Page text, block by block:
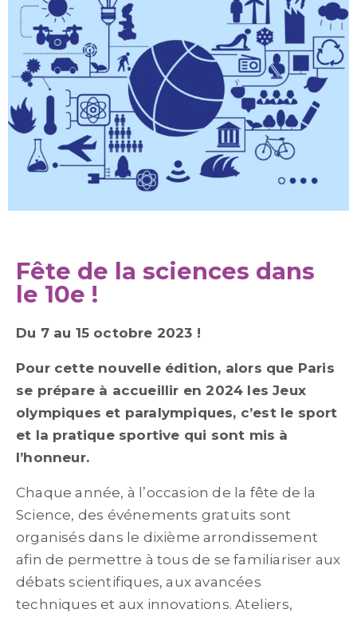
Fête de la sciences dans
le 10e !
Du 7 au 15 octobre 2023 !
Pour cette nouvelle édition, alors que Paris
se prépare à accueillir en 2024 les Jeux
olympiques et paralympiques, c’est le sport
et la pratique sportive qui sont mis à
l’honneur.
Chaque année, à l’occasion de la fête de la
Science, des événements gratuits sont
organisés dans le dixième arrondissement
afin de permettre à tous de se familiariser aux
débats scientifiques, aux avancées
techniques et aux innovations. Ateliers,